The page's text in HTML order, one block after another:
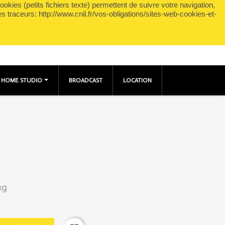
(petits fichiers texte) permettent de suivre votre navigation,
traceurs: http://www.cnil.fr/vos-obligations/sites-web-cookies-et-
Connexion shopping_cartPanier(0)
HOME STUDIO BROADCAST LOCATION